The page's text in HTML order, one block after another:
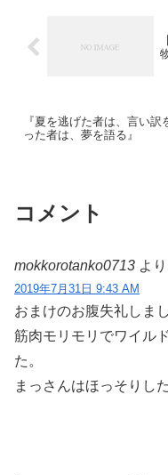
『夏を逃げた者は、言い訳
った者は、夢を語る』
コメント
mokkorotanko0713 よ
2019年7月31日 9:43 AM
おまけのお腹失礼しま
筋肉モリモリでワイル
た。
まっさんはほっそりし